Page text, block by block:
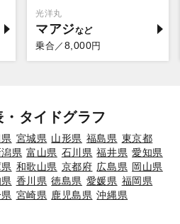
光洋丸
マアジ
乗合／ 8,000円
タイドグラフ
宮城県 山形県 福島県 東京都
潟県 富山県 石川県 福井県 愛知県
和歌山県 京都府 広島県 岡山県
香川県 徳島県 愛媛県 福岡県
宮崎県 鹿児島県 沖縄県